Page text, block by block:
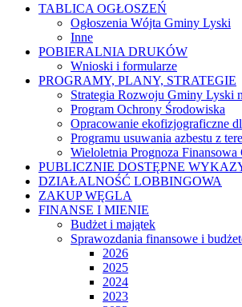
TABLICA OGŁOSZEŃ
Ogłoszenia Wójta Gminy Lyski
Inne
POBIERALNIA DRUKÓW
Wnioski i formularze
PROGRAMY, PLANY, STRATEGIE
Strategia Rozwoju Gminy Lyski
Program Ochrony Środowiska
Opracowanie ekofizjograficzne
Programu usuwania azbestu z
Wieloletnia Prognoza
PUBLICZNIE DOSTĘPNE
DZIAŁALNOŚĆ LOBBINGOWA
ZAKUP WĘGLA
FINANSE I MIENIE
Budżet i majątek
Sprawozdania finansowe i
2026
2025
2024
2023